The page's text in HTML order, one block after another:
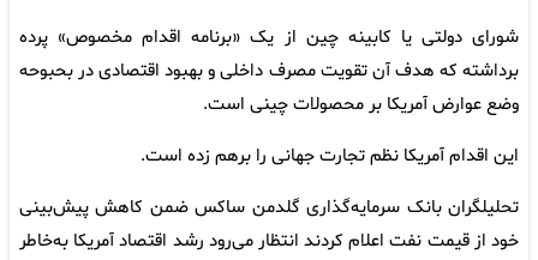
شورای دولتی یا کابینه چین از یک «برنامه اقدام مخصوص» پرده
برداشته که هدف آن تقویت مصرف داخلی و بهبود اقتصادی در بحبوحه
وضع عوارض آمریکا بر محصولات چینی است.
این اقدام آمریکا نظم تجارت جهانی را برهم زده است.
تحلیلگران بانک سرمایه‌گذاری گلدمن ساکس ضمن کاهش پیش‌بینی
خود از قیمت نفت اعلام کردند انتظار می‌رود رشد اقتصاد آمریکا به‌خاطر